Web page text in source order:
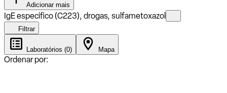
Adicionar mais
IgE especifico (C223), drogas, sulfametoxazol
Filtrar
Laboratórios (0) Mapa
Ordenar por: